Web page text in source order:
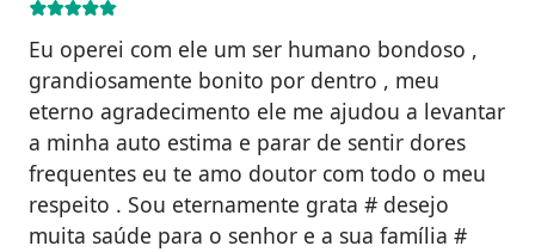
Eu operei com ele um ser humano bondoso ,
grandiosamente bonito por dentro , meu
eterno agradecimento ele me ajudou a levantar
a minha auto estima e parar de sentir dores
frequentes eu te amo doutor com todo o meu
respeito . Sou eternamente grata # desejo
muita saúde para o senhor e a sua família #